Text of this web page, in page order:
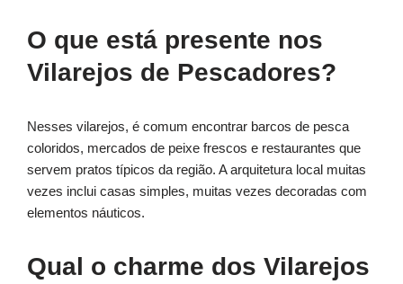
O que está presente nos
Vilarejos de Pescadores?
Nesses vilarejos, é comum encontrar barcos de pesca
coloridos, mercados de peixe frescos e restaurantes que
servem pratos típicos da região. A arquitetura local muitas
vezes inclui casas simples, muitas vezes decoradas com
elementos náuticos.
Qual o charme dos Vilarejos